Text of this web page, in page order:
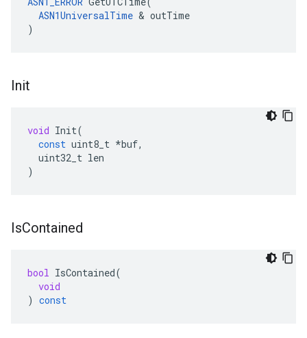
ASN1UniversalTime & outTime
)
Init
void Init(
const uint8_t *buf,
uint32_t len
)
IsContained
bool IsContained(
void
) const